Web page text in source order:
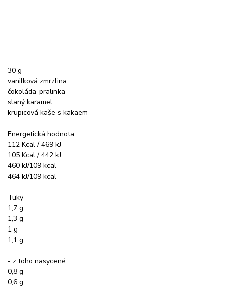
30 g
vanilková zmrzlina
čokoláda-pralinka
slaný karamel
krupicová kaše s kakaem
Energetická hodnota
112 Kcal / 469 kJ
105 Kcal / 442 kJ
460 kJ/109 kcal
464 kJ/109 kcal
Tuky
1,7 g
1,3 g
1 g
1,1 g
- z toho nasycené
0,8 g
0,6 g